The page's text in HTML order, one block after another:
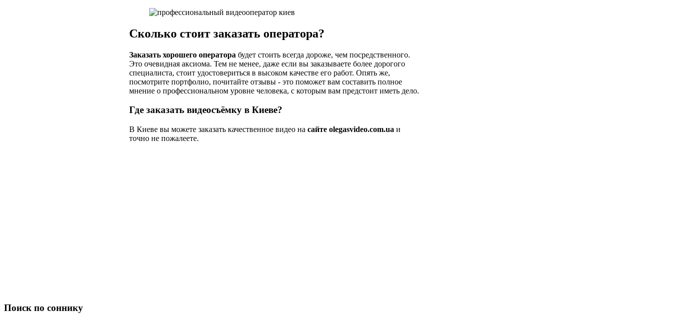
Сколько стоит заказать оператора?
Заказать хорошего оператора будет стоить всегда дороже, чем посредственного.
Это очевидная аксиома. Тем не менее, даже если вы заказываете более дорогого
специалиста, стоит удостовериться в высоком качестве его работ. Опять же,
посмотрите портфолио, почитайте отзывы - это поможет вам составить полное
мнение о профессиональном уровне человека, с которым вам предстоит иметь дело.
Где заказать видеосъёмку в Киеве?
В Киеве вы можете заказать качественное видео на сайте olegasvideo.com.ua и
точно не пожалеете.
Поиск по соннику